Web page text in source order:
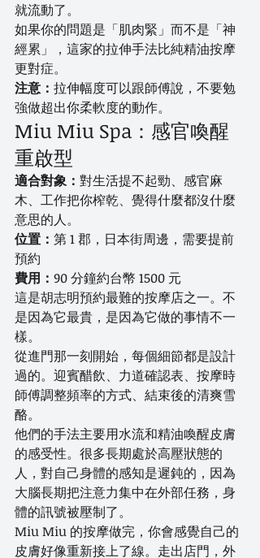
就流動了。
如果你的問題是「肌肉緊」而不是「神
經累」，這家的拉伸手法比純精油按摩
更對症。
注意： 拉伸幅度可以跟師傅說，不要勉
強做超出你柔軟度的動作。
Miu Miu Spa：感官喚醒
重啟型
適合對象： 對生活提不起勁、感官麻
木、工作把你榨乾、覺得什麼都沒什麼
意思的人。
位置： 第 1 郡，日本街周邊，需要提前
預約
費用： 90 分鐘約台幣 1500 元
這是胡志明預約最難的按摩店之一。不
是因為它最貴，是因為它做的事情不一
樣。
從進門那一刻開始，每個細節都是設計
過的。迎賓醋飲、力道確認表、按摩時
師傅調整頻率的方式、結束後的清爽雪
酪。
他們的手法主要用水流和精油喚醒皮膚
的感受性。很多長期處於高壓狀態的
人，對自己身體的感知是遲鈍的，因為
大腦長期把注意力集中在外部任務，身
體的訊號被壓制了。
Miu Miu 的按摩做完，你會感覺自己的
皮膚好像重新接上了線。走出店門，外